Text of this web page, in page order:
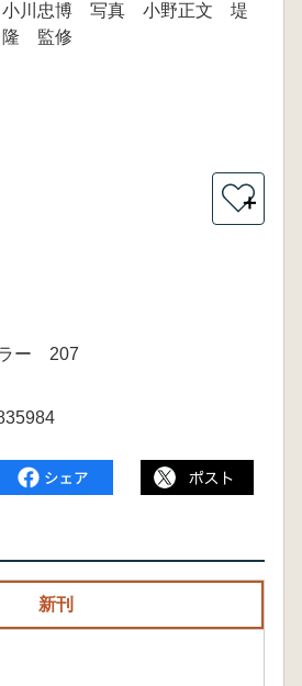
小川忠博 写真 小野正文 堤
隆 監修
＋
ー 207
新刊